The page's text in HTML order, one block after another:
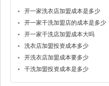
开一家洗衣店加盟成本是多少
开一家干洗加盟店的成本是多少
开一家干洗店加盟成本大吗
洗衣店加盟投资成本多少
开洗衣店加盟成本要多少
干洗加盟投资成本是多少